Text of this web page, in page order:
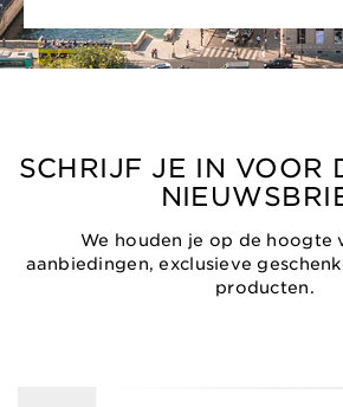
SCHRIJF JE IN VOOR
We houden je op de hoogte
aanbiedingen, exclusieve
producten.